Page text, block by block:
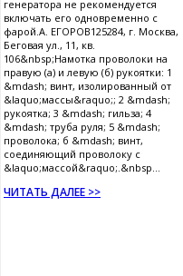
генератора не рекомендуется
включать его одновременно с
фарой.А. ЕГОРОВ125284, г. Москва,
Беговая ул., 11, кв.
106&nbsp;Намотка проволоки на
правую (а) и левую (б) рукоятки: 1
&mdash; винт, изолированный от
&laquo;массы&raquo;; 2 &mdash;
рукоятка; 3 &mdash; гильза; 4
&mdash; труба руля; 5 &mdash;
проволока; б &mdash; винт,
соединяющий проволоку с
&laquo;массой&raquo;.&nbsp...
ЧИТАТЬ ДАЛЕЕ >>